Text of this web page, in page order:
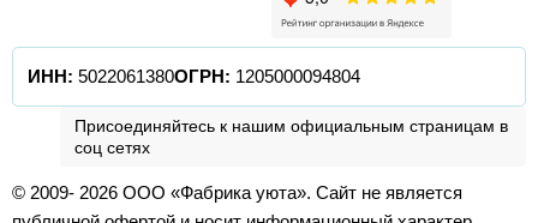
© 2009- 2026 ООО «Фабрика уюта». Сайт не является
ИНН: 5022061380ОГРН: 1205000094804
Присоединяйтесь к нашим официальным страницам в
соц сетях